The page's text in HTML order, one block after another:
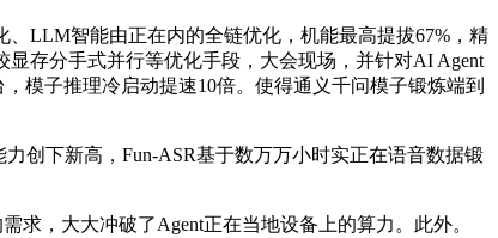
LLM智能由正在内的全链优化，机能最高提拔67%，精
存分手式并行等优化手段，大会现场，并针对AI Agent
模子推理冷启动提速10倍。使得通义千问模子锻炼端到
创下新高，Fun-ASR基于数万万小时实正在语音数据锻
，大大冲破了Agent正在当地设备上的算力。此外。